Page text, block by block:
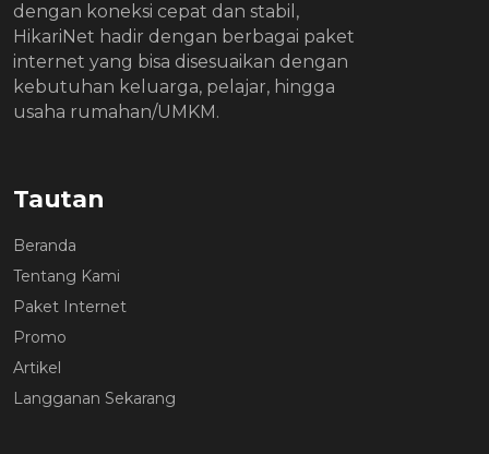
dengan koneksi cepat dan stabil,
HikariNet hadir dengan berbagai paket
internet yang bisa disesuaikan dengan
kebutuhan keluarga, pelajar, hingga
usaha rumahan/UMKM.
Tautan
Beranda
Tentang Kami
Paket Internet
Promo
Artikel
Langganan Sekarang